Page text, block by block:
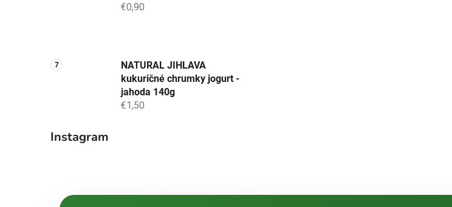
€0,90
NATURAL JIHLAVA
kukuričné chrumky jogurt -
jahoda 140g
€1,50
Instagram